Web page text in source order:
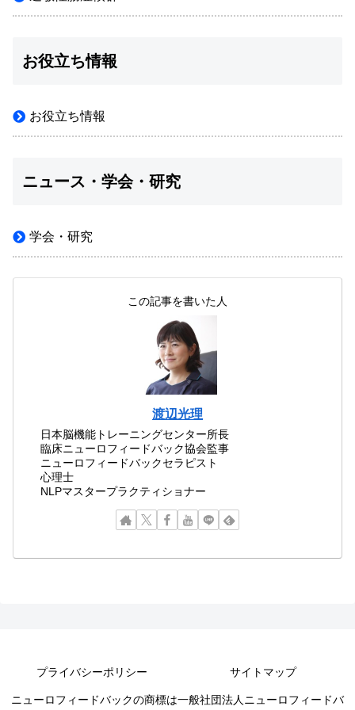
お役立ち情報
お役立ち情報
ニュース・学会・研究
学会・研究
この記事を書いた人
渡辺光理
日本脳機能トレーニングセンター所長
臨床ニューロフィードバック協会監事
ニューロフィードバックセラピスト
心理士
NLPマスタープラクティショナー
プライバシーポリシー サイトマップ
ニューロフィードバックの商標は一般社団法人ニューロフィードバ